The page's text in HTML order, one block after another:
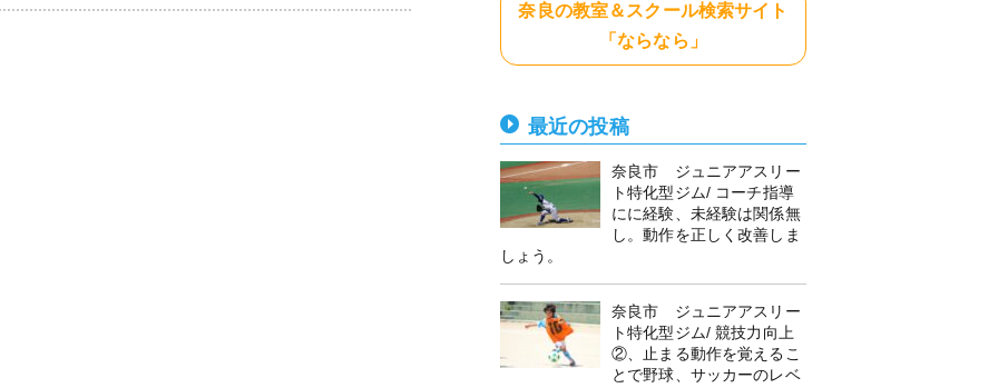
奈良の教室＆スクール検索サイト
「ならなら」
最近の投稿
奈良市 ジュニアアスリー
ト特化型ジム/ コーチ指導
にに経験、未経験は関係無
し。動作を正しく改善しま
しょう。
奈良市 ジュニアアスリー
ト特化型ジム/ 競技力向上
②、止まる動作を覚えるこ
とで野球、サッカーのレベ